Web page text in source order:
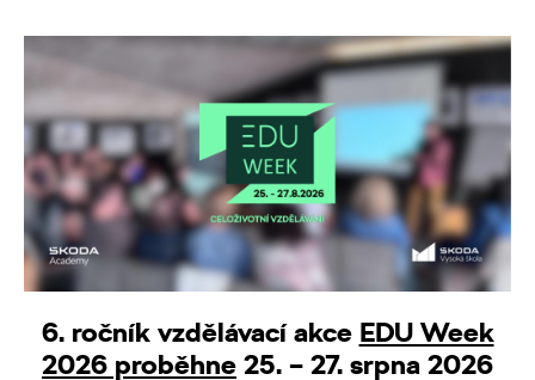
6. ročník vzdělávací akce EDU Week
2026 proběhne 25. – 27. srpna 2026